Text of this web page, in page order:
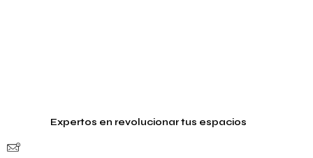
Expertos en revolucionar tus espacios